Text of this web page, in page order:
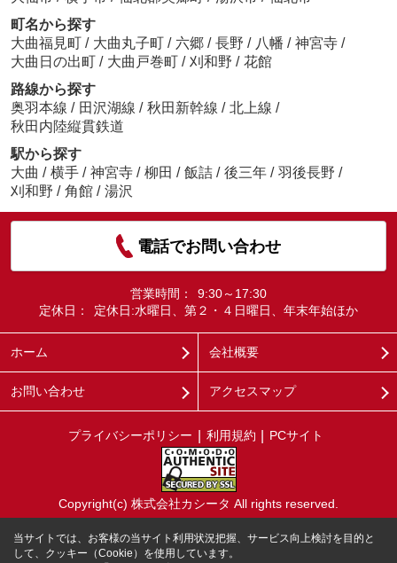
町名から探す
大曲福見町 / 大曲丸子町 / 六郷 / 長野 / 八幡 / 神宮寺 /
大曲日の出町 / 大曲戸巻町 / 刈和野 / 花館
路線から探す
奥羽本線 / 田沢湖線 / 秋田新幹線 / 北上線 /
秋田内陸縦貫鉄道
駅から探す
大曲 / 横手 / 神宮寺 / 柳田 / 飯詰 / 後三年 / 羽後長野 /
刈和野 / 角館 / 湯沢
電話でお問い合わせ
営業時間：
9:30～17:30
定休日：
定休日:水曜日、第２・４日曜日、年末年始ほか
ホーム 会社概要
お問い合わせ アクセスマップ
プライバシーポリシー 利用規約 PCサイト
Copyright(c) 株式会社カシータ All rights reserved.
当サイトでは、お客様の当サイト利用状況把握、サービス向上検討を目的と
して、クッキー（Cookie）を使用しています。